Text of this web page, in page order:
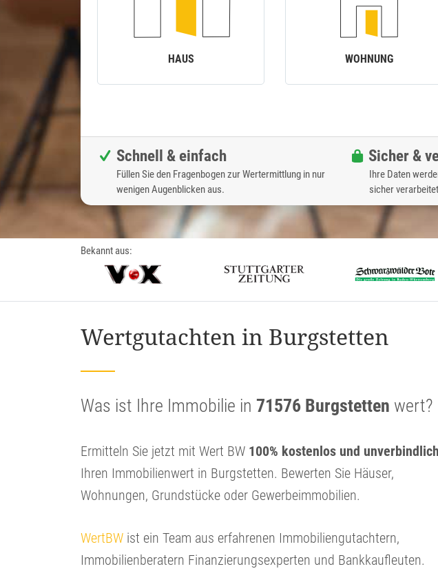
HAUS WOHNUNG
Schnell & einfach
Füllen Sie den Fragenbogen zur Wertermittlung in nur
wenigen Augenblicken aus.
Sicher &
Ihre Daten
sicher
Bekannt aus:
Wertgutachten in Burgstetten
Was ist Ihre Immobilie in 71576 Burgstetten wert?
Ermitteln Sie jetzt mit Wert BW 100% kostenlos und unverbindlich
Ihren Immobilienwert in Burgstetten. Bewerten Sie Häuser,
Wohnungen, Grundstücke oder Gewerbeimmobilien.
WertBW ist ein Team aus erfahrenen Immobiliengutachtern,
Immobilienberatern Finanzierungsexperten und Bankkaufleuten.